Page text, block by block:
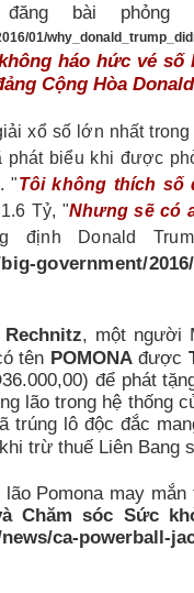
đăng bài
01/
háo hức vé
Cộng Hòa
xổ số lớn nhất
phát biểu khi được
"Tôi không thích số
Tỷ, "Nhưng sẽ có
định Donald
government/
, một người
tên POMONAđược
để phát
lão trong hệ thống
trúng lô độc đắc
trừ thuế Liên Bang
Pomona may mắn
Chăm sóc Sức
ca-powerball-